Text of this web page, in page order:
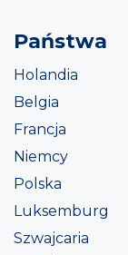
Państwa
Holandia
Belgia
Francja
Niemcy
Polska
Luksemburg
Szwajcaria